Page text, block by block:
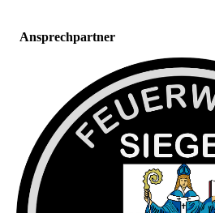
Ansprechpartner